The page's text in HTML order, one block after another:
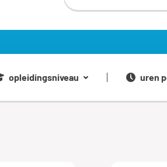
opleidingsniveau uren